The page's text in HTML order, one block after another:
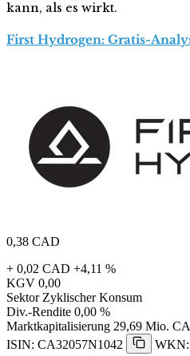
kann, als es wirkt.
First Hydrogen: Gratis-
0,38 CAD
+ 0,02 CAD +4,11 %
KGV 0,00
Sektor Zyklischer Konsum
Div.-Rendite 0,00 %
Marktkapitalisierung 29,69 Mio.
ISIN: CA32057N1042